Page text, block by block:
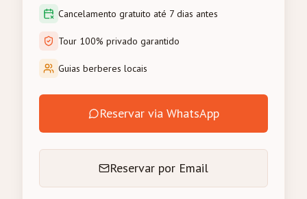
Cancelamento gratuito até 7 dias antes
Tour 100% privado garantido
Guias berberes locais
Reservar via WhatsApp
Reservar por Email